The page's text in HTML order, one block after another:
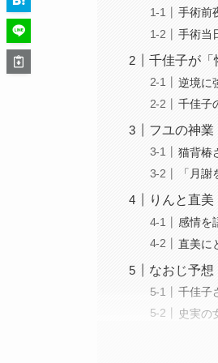
手術前
手術当
千佳子が「
逆境に
千佳子
フユの神業
猫背椿
「月
りんと直
感情を
直美に
なおじ予
千佳子
史実の